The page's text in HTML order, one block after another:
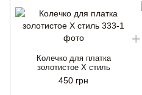
Колечко для платка
золотистое Х стиль
450 грн